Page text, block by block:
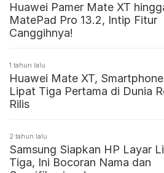
Huawei Pamer Mate XT
MatePad Pro 13.2, Intip Fitur
Canggihnya!
1 tahun lalu
Huawei Mate XT,
Lipat Tiga Pertama di Dunia
Rilis
2 tahun lalu
Samsung Siapkan HP Layar
Tiga, Ini Bocoran Nama dan